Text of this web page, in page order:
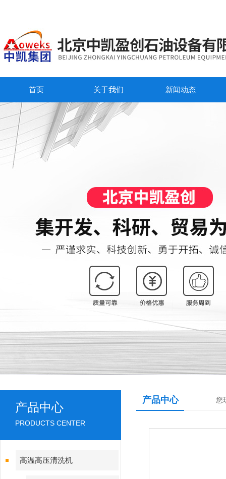
首页 关于我们 新闻动态
产品中心
PRODUCTS CENTER
高温高压清洗机
产品中心 您